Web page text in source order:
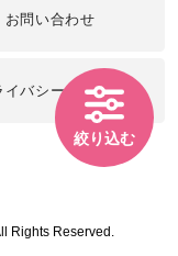
絞り込む
お問い合わせ
イバシーポリシー
Rights Reserved.